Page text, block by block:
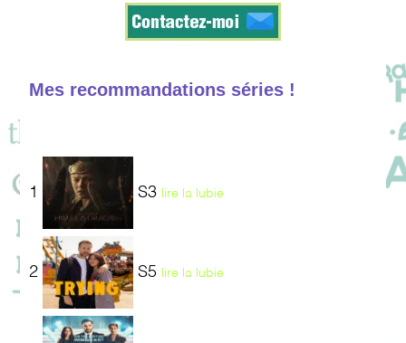
Mes recommandations séries !
1 S3 lire la lubie
2 S5 lire la lubie